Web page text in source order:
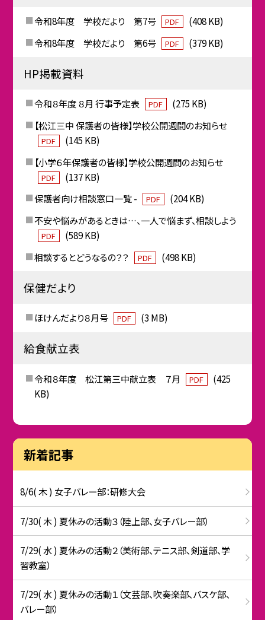
令和8年度 学校だより 第7号 PDF
(408 KB)
令和8年度 学校だより 第6号
PDF (379 KB)
HP掲載資料
令和８年度 ８月 行事予定表 PDF
(275 KB)
【松江三中 保護者の皆様】学校公開週間のお知らせ
PDF
(145 KB)
【小学６年保護者の皆様】学校公開週間のお知らせ
PDF
(137 KB)
保護者向け相談窓口一覧 -
PDF
(204 KB)
不安や悩みがあるときは…、一人で悩まず、相談しよう
PDF
(589 KB)
相談するとどうなるの？？
PDF (498 KB)
保健だより
ほけんだより８月号 PDF (3 MB)
給食献立表
令和８年度 松江第三中献立表 ７月 PDF
(425
KB)
新着記事
8/6( 木 ) 女子バレー部：研修大会
7/30( 木 ) 夏休みの活動３（陸上部、女子バレー部）
7/29( 水 ) 夏休みの活動２（美術部、テニス部、剣道部、学
習教室）
7/29( 水 ) 夏休みの活動１（文芸部、吹奏楽部、バスケ部、
バレー部）